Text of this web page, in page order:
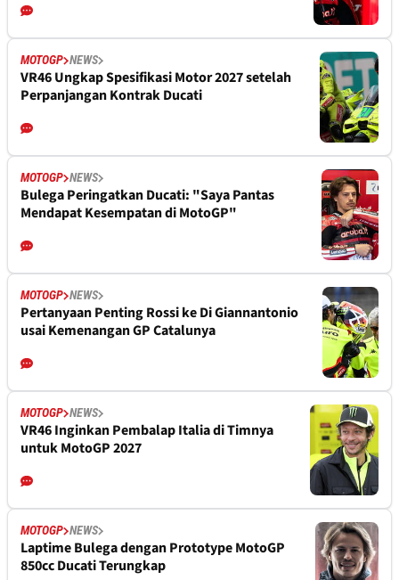
MOTOGP NEWS
VR46 Ungkap Spesifikasi Motor 2027 setelah
Perpanjangan Kontrak Ducati
MOTOGP NEWS
Bulega Peringatkan Ducati: "Saya Pantas
Mendapat Kesempatan di MotoGP"
MOTOGP NEWS
Pertanyaan Penting Rossi ke Di Giannantonio
usai Kemenangan GP Catalunya
MOTOGP NEWS
VR46 Inginkan Pembalap Italia di Timnya
untuk MotoGP 2027
MOTOGP NEWS
Laptime Bulega dengan Prototype MotoGP
850cc Ducati Terungkap